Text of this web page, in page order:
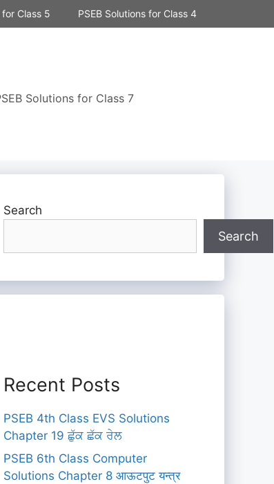
for Class 5 PSEB Solutions for Class 4
Solutions for Class 7
Search
Search
Recent Posts
PSEB 4th Class EVS Solutions
Chapter 19 ਛੁੱਕ ਛੱਕ ਰੇਲ
PSEB 6th Class Computer
Solutions Chapter 8 आऊटपुट यन्त्र